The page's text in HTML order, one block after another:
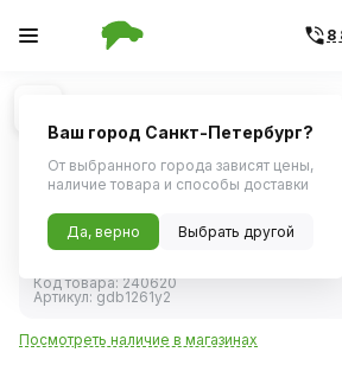
8
1/1
Колодка тормозная BMW
4.0/3.0D/E53 3.0/4.4/3.0D
(TRW) GDB1261 (4 шт.)
повреждение упаковки"
Гарантия на уцененный товар 14 дней
Код товара:240620
Артикул: gdb1261у2
Посмотреть наличие в магазинах
Ваш город Санкт-Петербург?
От выбранного города зависят цены,
наличие товара и способы доставки
Да, верно Выбрать другой